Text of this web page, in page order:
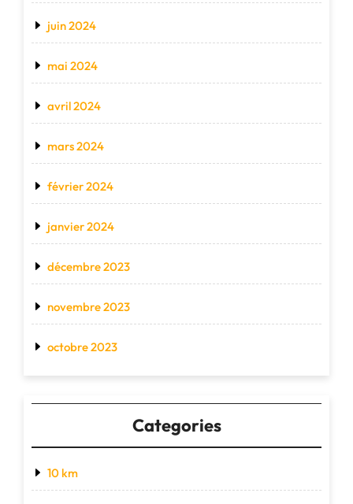
juin 2024
mai 2024
avril 2024
mars 2024
février 2024
janvier 2024
décembre 2023
novembre 2023
octobre 2023
Categories
10 km